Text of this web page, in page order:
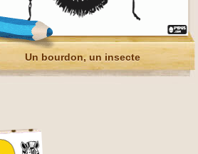
Un bourdon, un insecte